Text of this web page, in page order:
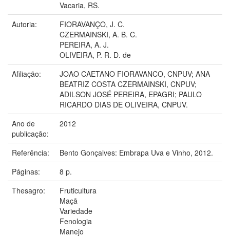
Vacaria, RS.
Autoria:
FIORAVANÇO, J. C.
CZERMAINSKI, A. B. C.
PEREIRA, A. J.
OLIVEIRA, P. R. D. de
Afiliação:
JOAO CAETANO FIORAVANCO, CNPUV; ANA
BEATRIZ COSTA CZERMAINSKI, CNPUV;
ADILSON JOSÉ PEREIRA, EPAGRI; PAULO
RICARDO DIAS DE OLIVEIRA, CNPUV.
Ano de
publicação:
2012
Referência:
Bento Gonçalves: Embrapa Uva e Vinho, 2012.
Páginas:
8 p.
Thesagro:
Fruticultura
Maçã
Variedade
Fenologia
Manejo